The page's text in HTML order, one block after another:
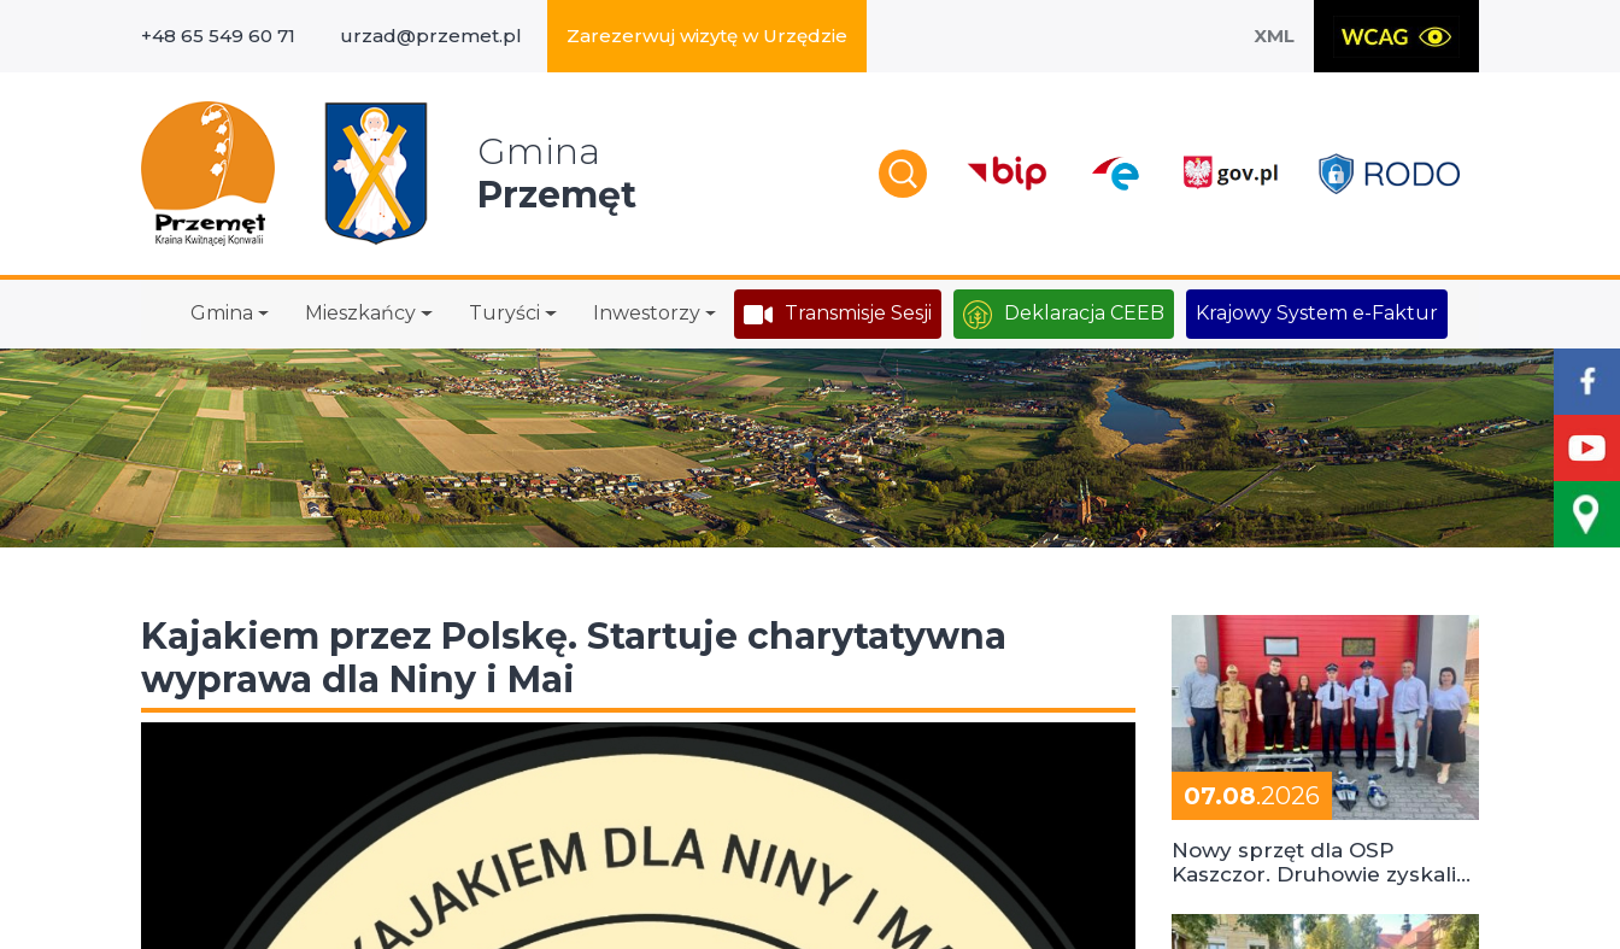
+48 65 549 60 71 urzad@przemet.pl Zarezerwuj wizytę w Urzędzie XML
Gmina
Przemęt
Gmina Mieszkańcy Turyści Inwestorzy Transmisje Sesji Deklaracja CEEB Krajowy System e-Faktur
Kajakiem przez Polskę. Startuje charytatywna
wyprawa dla Niny i Mai
07.08.2026
Nowy sprzęt dla OSP
Kaszczor. Druhowie zyskali
Wyszukaj w serwisie